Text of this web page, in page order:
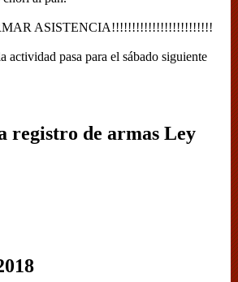
ASISTENCIA!!!!!!!!!!!!!!!!!!!!!!!!!
actividad pasa para el sábado siguiente
registro de armas Ley